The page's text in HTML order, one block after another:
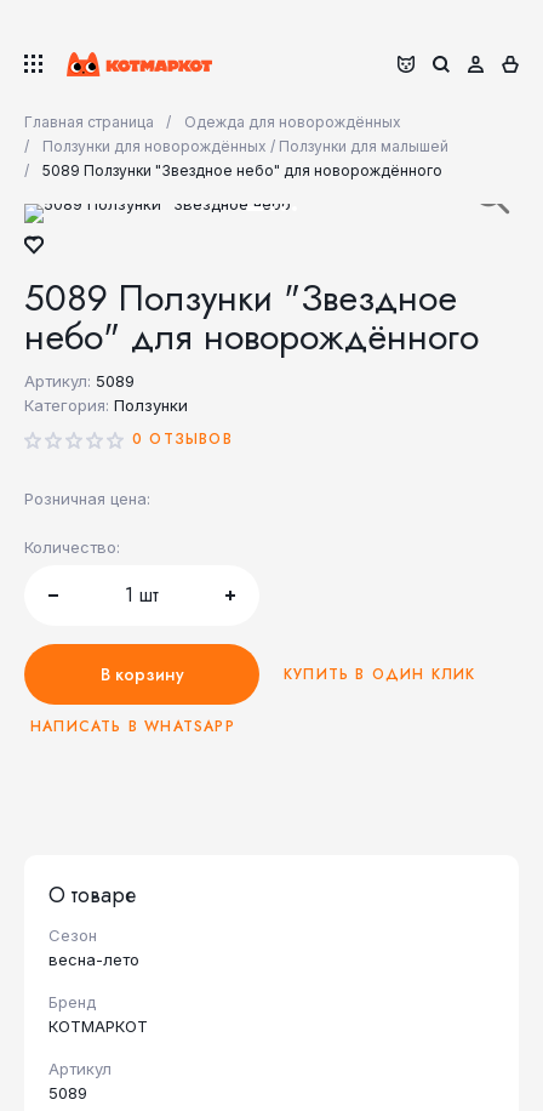
Главная страница
Одежда для новорождённых
Ползунки для новорождённых / Ползунки для малышей
5089 Ползунки "Звездное небо" для новорождённого
5089 Ползунки "Звездное
небо" для новорождённого
Артикул: 5089
Категория: Ползунки
0 ОТЗЫВОВ
Розничная цена:
Количество:
1 шт
В корзину КУПИТЬ В ОДИН КЛИК
НАПИСАТЬ В WHATSAPP
О товаре
Сезон
весна-лето
Бренд
КОТМАРКОТ
Артикул
5089